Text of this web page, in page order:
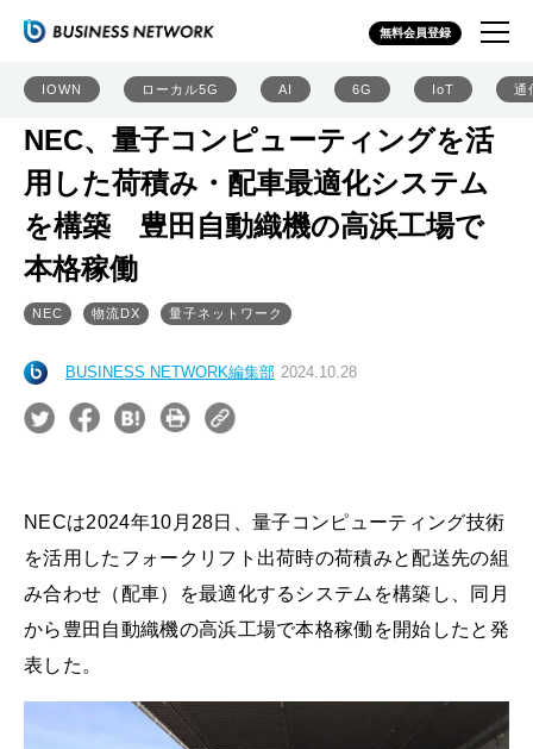
無料会員登録
IOWN ローカル5G AI 6G IoT 通
NEC、量子コンピューティングを活
用した荷積み・配車最適化システム
を構築 豊田自動織機の高浜工場で
本格稼働
NEC 物流DX 量子ネットワーク
BUSINESS NETWORK編集部 2024.10.28
NECは2024年10月28日、量子コンピューティング技術
を活用したフォークリフト出荷時の荷積みと配送先の組
み合わせ（配車）を最適化するシステムを構築し、同月
から豊田自動織機の高浜工場で本格稼働を開始したと発
表した。